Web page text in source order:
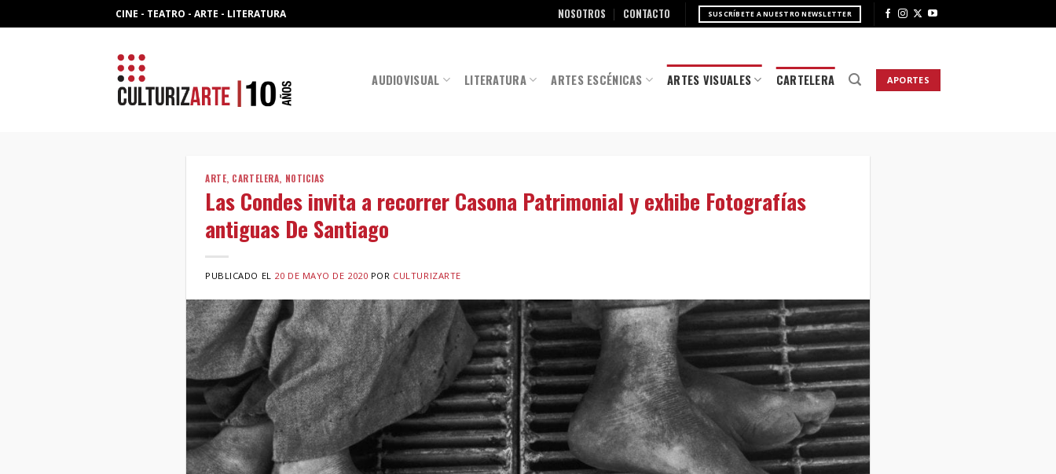
to
CINE - TEATRO - ARTE - LITERATURA NOSOTROS CONTACTO SUSCRÍBETE A NUESTRO NEWSLETTER
AUDIOVISUAL LITERATURA ARTES ESCÉNICAS ARTES VISUALES CARTELERA APORTES
ARTE, CARTELERA, NOTICIAS
Las Condes invita a recorrer Casona Patrimonial y exhibe Fotografías
antiguas De Santiago
PUBLICADO EL 20 DE MAYO DE 2020 POR CULTURIZARTE